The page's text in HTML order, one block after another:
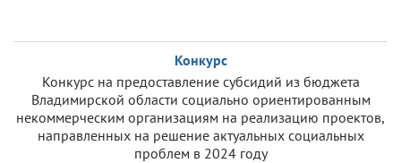
Конкурс
Конкурс на предоставление субсидий из бюджета
Владимирской области социально ориентированным
некоммерческим организациям на реализацию проектов,
направленных на решение актуальных социальных
проблем в 2024 году